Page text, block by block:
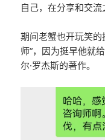
自己，在分享和交流
期间老蟹也开玩笑
师”，因为挺早他就
尔·罗杰斯的著作。